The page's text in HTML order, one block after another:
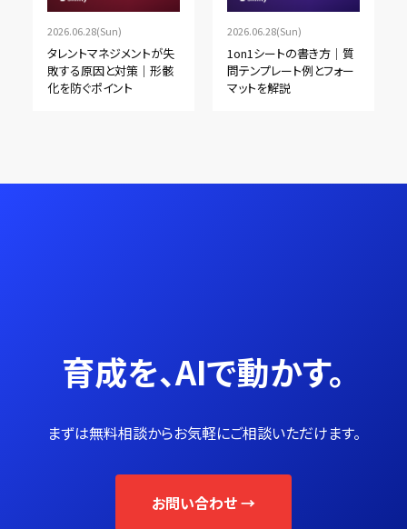
2026.06.28(Sun)
タレントマネジメントが失
敗する原因と対策｜形骸
化を防ぐポイント
2026.06.28(Sun)
1on1シートの書き方｜質
問テンプレート例とフォー
マットを解説
育成を、AIで動かす。
まずは無料相談からお気軽にご相談いただけます。
お問い合わせ →